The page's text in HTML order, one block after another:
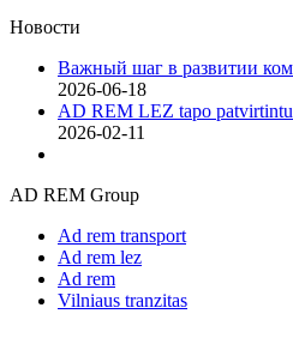
Новости
Важный шаг в развитии
2026-06-18
AD REM LEZ tapo
2026-02-11
AD REM Group
Ad rem transport
Ad rem lez
Ad rem
Vilniaus tranzitas